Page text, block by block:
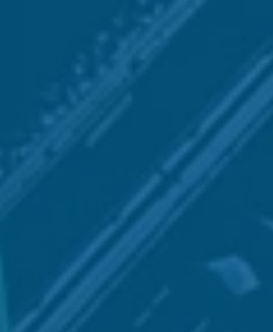
Affinis a à coeur de
afin de